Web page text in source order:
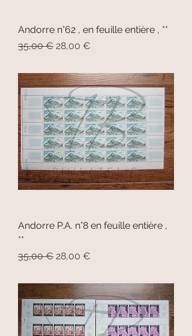
Andorre n°62 , en feuille entière , **
Prix original
35,00 € Prix promotionnel
28,00 €
Andorre P.A. n°8 en feuille entière ,
**
Prix original
35,00 € Prix promotionnel
28,00 €